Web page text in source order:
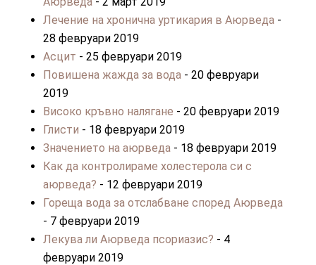
Лечение на хронична уртикария в Аюрведа-
28 февруари 2019
Асцит - 25 февруари 2019
Повишена жажда за вода- 20 февруари
2019
Високо кръвно налягане - 20 февруари 2019
Глисти - 18 февруари 2019
Значението на аюрведа- 18 февруари 2019
Как да контролираме холестерола си с
аюрведа? - 12 февруари 2019
Гореща вода за отслабване според Aюрведа
- 7 февруари 2019
Лекува ли Аюрведа псориазис? - 4
февруари 2019